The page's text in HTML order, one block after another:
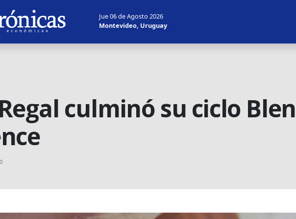
Jue 06 de Agosto 2026
Montevideo, Uruguay
culminó su ciclo